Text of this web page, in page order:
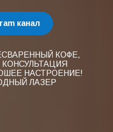
канал
КОФЕ,
КОНСУЛЬТАЦИЯ
НАСТРОЕНИЕ!
ЛАЗЕР